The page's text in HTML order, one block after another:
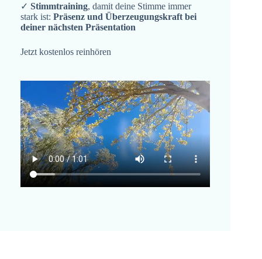
✓ Stimmtraining, damit deine Stimme immer
stark ist: Präsenz und Überzeugungskraft bei
deiner nächsten Präsentation
Jetzt kostenlos reinhören